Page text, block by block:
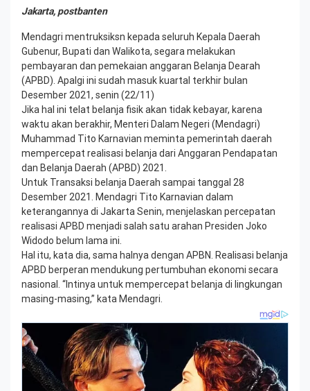
Jakarta, postbanten
Mendagri mentruksiksn kepada seluruh Kepala Daerah
Gubenur, Bupati dan Walikota, segara melakukan
pembayaran dan pemekaian anggaran Belanja Dearah
(APBD). Apalgi ini sudah masuk kuartal terkhir bulan
Desember 2021, senin (22/11)
Jika hal ini telat belanja fisik akan tidak kebayar, karena
waktu akan berakhir, Menteri Dalam Negeri (Mendagri)
Muhammad Tito Karnavian meminta pemerintah daerah
mempercepat realisasi belanja dari Anggaran Pendapatan
dan Belanja Daerah (APBD) 2021.
Untuk Transaksi belanja Daerah sampai tanggal 28
Desember 2021. Mendagri Tito Karnavian dalam
keterangannya di Jakarta Senin, menjelaskan percepatan
realisasi APBD menjadi salah satu arahan Presiden Joko
Widodo belum lama ini.
Hal itu, kata dia, sama halnya dengan APBN. Realisasi belanja
APBD berperan mendukung pertumbuhan ekonomi secara
nasional. “Intinya untuk mempercepat belanja di lingkungan
masing-masing,” kata Mendagri.